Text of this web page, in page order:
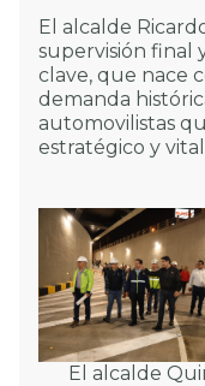
El alcalde
supervisión final
clave, que nace
demanda
automovilistas
estratégico y
El alcalde